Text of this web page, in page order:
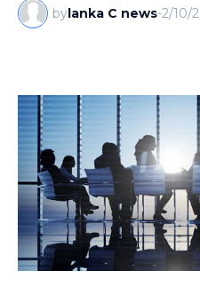
bylanka C news-2/10/